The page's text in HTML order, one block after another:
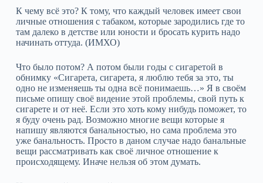
К чему всё это? К тому, что каждый человек имеет свои
личные отношения с табаком, которые зародились где то
там далеко в детстве или юности и бросать курить надо
начинать оттуда. (ИМХО)
Что было потом? А потом были годы с сигаретой в
обнимку «Сигарета, сигарета, я люблю тебя за это, ты
одно не изменяешь ты одна всё понимаешь…» Я в своём
письме опишу своё видение этой проблемы, свой путь к
сигарете и от неё. Если это хоть кому нибудь поможет, то
я буду очень рад. Возможно многие вещи которые я
напишу являются банальностью, но сама проблема это
уже банальность. Просто в даном случае надо банальные
вещи рассматривать как своё личное отношение к
происходящему. Иначе нельзя об этом думать.